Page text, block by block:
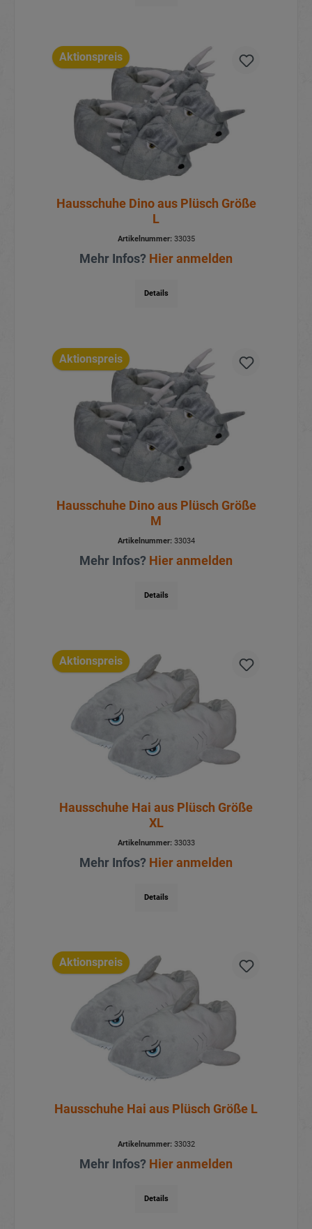
Aktionspreis
Hausschuhe Dino aus Plüsch Größe
L
Artikelnummer:33035
Mehr Infos? Hier anmelden
Details
Aktionspreis
Hausschuhe Dino aus Plüsch Größe
M
Artikelnummer:33034
Mehr Infos? Hier anmelden
Details
Aktionspreis
Hausschuhe Hai aus Plüsch Größe
XL
Artikelnummer:33033
Mehr Infos? Hier anmelden
Details
Aktionspreis
Hausschuhe Hai aus Plüsch Größe L
Artikelnummer:33032
Mehr Infos? Hier anmelden
Details